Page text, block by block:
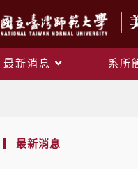
最新消息 系所
最新消息